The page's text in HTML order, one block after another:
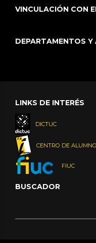
VINCULACIÓN CON
DEPARTAMENTOS Y
LINKS DE INTERÉS
DICTUC
CENTRO DE
FIUC
BUSCADOR